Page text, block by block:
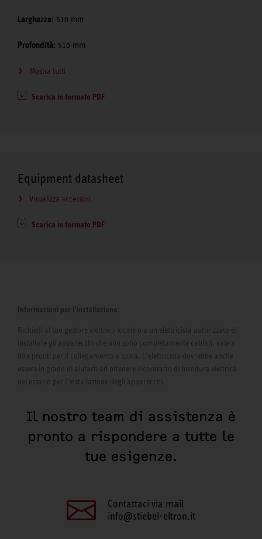
Larghezza: 510 mm
Profondità: 510 mm
Mostra tutti
Scarica in formato PDF
Equipment datasheet
Visualizza accessori
Scarica in formato PDF
Informazioni per l’installazione:
Richiedi al tuo gestore elettrico locale o a un elettricista autorizzato di
installare gli apparecchi che non sono completamente cablati, vale a
dire pronti per il collegamento a spina. L’elettricista dovrebbe anche
essere in grado di aiutarti ad ottenere il contratto di fornitura elettrica
necessario per l’installazione degli apparecchi.
Il nostro team di assistenza è
pronto a rispondere a tutte le
tue esigenze.
Contattaci via mail
info@stiebel-eltron.it